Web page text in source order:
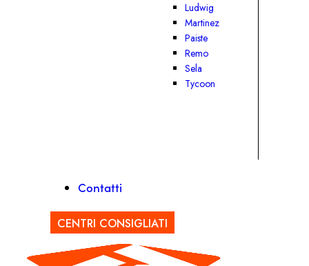
Ludwig
Martinez
Paiste
Remo
Sela
Tycoon
Contatti
CENTRI CONSIGLIATI